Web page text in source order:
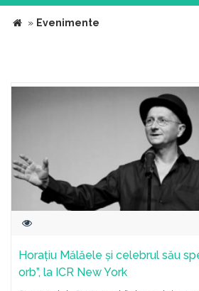
» Evenimente
Horațiu Mălăele și celebrul său
orb”, la ICR New York